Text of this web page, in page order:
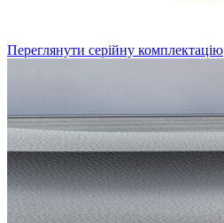
Переглянути серійну комплектацію